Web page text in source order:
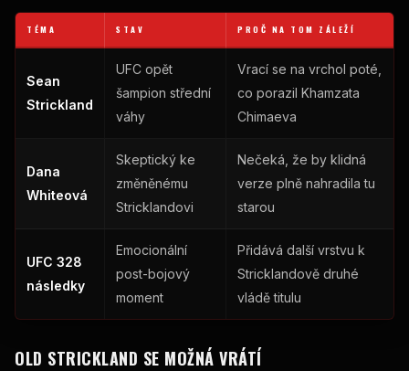
TÉMA STAV PROČ NA TOM ZÁLEŽÍ
Sean
Strickland
UFC opět
šampion střední
váhy
Vrací se na vrchol poté,
co porazil Khamzata
Chimaeva
Dana
Whiteová
Skeptický ke
změněnému
Stricklandovi
Nečeká, že by klidná
verze plně nahradila tu
starou
UFC 328
následky
Emocionální
post-bojový
moment
Přidává další vrstvu k
Stricklandově druhé
vládě titulu
OLD STRICKLAND SE MOŽNÁ VRÁTÍ